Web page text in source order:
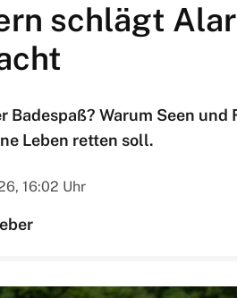
schlägt
Badespaß? Warum Seen und
Leben retten soll.
16:02 Uhr